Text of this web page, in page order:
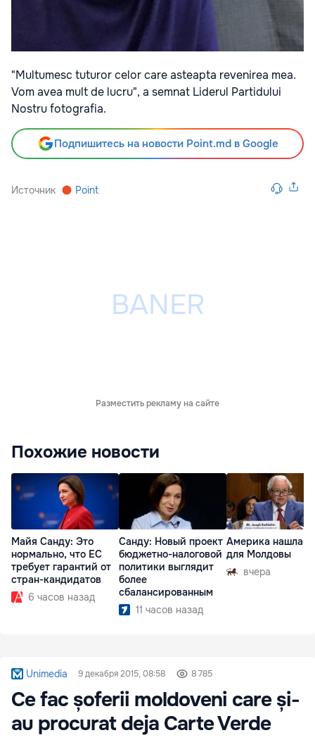
"Multumesc tuturor celor care asteapta revenirea mea.
Vom avea mult de lucru", a semnat Liderul Partidului
Nostru fotografia.
Подпишитесь на новости Point.md в Google
Источник Point
Разместить рекламу на сайте
Похожие новости
Майя Санду: Это
нормально, что ЕС
требует гарантий от
стран-кандидатов
6 часов назад
Санду: Новый проект
бюджетно-налоговой
политики выглядит
более
сбалансированным
11 часов назад
Америка нашла
для Молдовы
вчера
Unimedia 9 декабря 2015, 08:58 8 785
Ce fac șoferii moldoveni care și-
au procurat deja Carte Verde